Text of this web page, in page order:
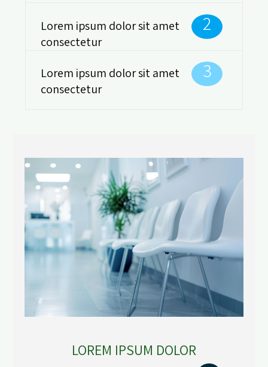
2
Lorem ipsum dolor sit amet
consectetur
3
Lorem ipsum dolor sit amet
consectetur
LOREM IPSUM DOLOR